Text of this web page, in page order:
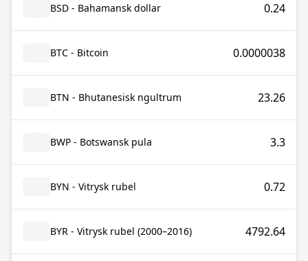
BSD - Bahamansk dollar 0.24
BTC - Bitcoin 0.0000038
BTN - Bhutanesisk ngultrum 23.26
BWP - Botswansk pula 3.3
BYN - Vitrysk rubel 0.72
BYR - Vitrysk rubel (2000–2016) 4792.64